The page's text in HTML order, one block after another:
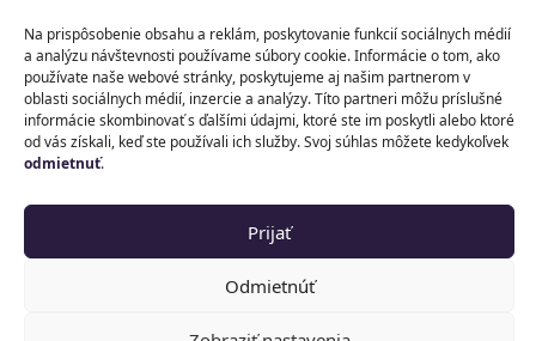
Na prispôsobenie obsahu a reklám, poskytovanie funkcií sociálnych médií
a analýzu návštevnosti používame súbory cookie. Informácie o tom, ako
používate naše webové stránky, poskytujeme aj našim partnerom v
oblasti sociálnych médií, inzercie a analýzy. Títo partneri môžu príslušné
informácie skombinovať s ďalšími údajmi, ktoré ste im poskytli alebo ktoré
od vás získali, keď ste používali ich služby. Svoj súhlas môžete kedykoľvek
odmietnuť.
Prijať
Odmietnúť
určitý potenciál. To, či má startup potenciál
posudzuje práve VC fond, ktorý má záujem
doň investovať. Aj napriek tomu je tento typ
investovania startupov v praxi pomerne
Obdobne ako angel investori, aj VC fond
poskytuje startupu investíciu buď do jeho